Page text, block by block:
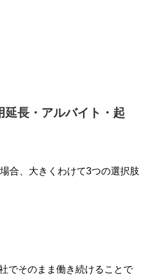
延長・アルバイト・起
合、大きくわけて3つの選択肢
でそのまま働き続けることで